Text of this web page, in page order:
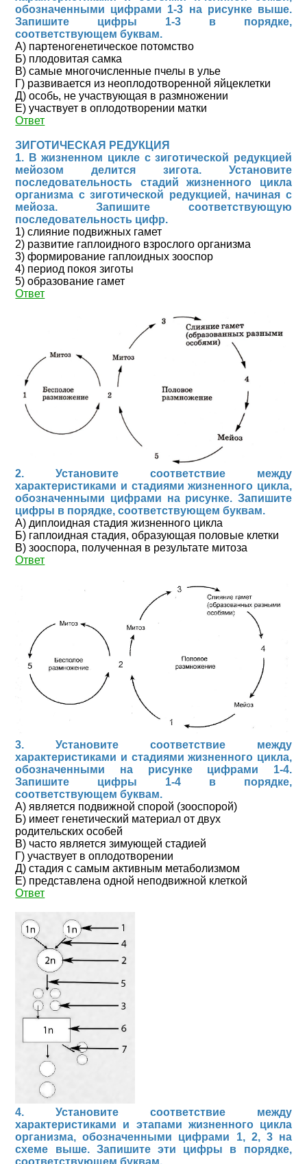
обозначенными цифрами 1-3 на рисунке выше.
Запишите цифры 1-3 в порядке,
соответствующем буквам.
А) партеногенетическое потомство
Б) плодовитая самка
В) самые многочисленные пчелы в улье
Г) развивается из неоплодотворенной яйцеклетки
Д) особь, не участвующая в размножении
Е) участвует в оплодотворении матки
Ответ
ЗИГОТИЧЕСКАЯ РЕДУКЦИЯ
1. В жизненном цикле с зиготической редукцией
мейозом делится зигота. Установите
последовательность стадий жизненного цикла
организма с зиготической редукцией, начиная с
мейоза. Запишите соответствующую
последовательность цифр.
1) слияние подвижных гамет
2) развитие гаплоидного взрослого организма
3) формирование гаплоидных зооспор
4) период покоя зиготы
5) образование гамет
Ответ
2. Установите соответствие между
характеристиками и стадиями жизненного цикла,
обозначенными цифрами на рисунке. Запишите
цифры в порядке, соответствующем буквам.
А) диплоидная стадия жизненного цикла
Б) гаплоидная стадия, образующая половые клетки
В) зооспора, полученная в результате митоза
Ответ
3. Установите соответствие между
характеристиками и стадиями жизненного цикла,
обозначенными на рисунке цифрами 1-4.
Запишите цифры 1-4 в порядке,
соответствующем буквам.
А) является подвижной спорой (зооспорой)
Б) имеет генетический материал от двух
родительских особей
В) часто является зимующей стадией
Г) участвует в оплодотворении
Д) стадия с самым активным метаболизмом
Е) представлена одной неподвижной клеткой
Ответ
4. Установите соответствие между
характеристиками и этапами жизненного цикла
организма, обозначенными цифрами 1, 2, 3 на
схеме выше. Запишите эти цифры в порядке,